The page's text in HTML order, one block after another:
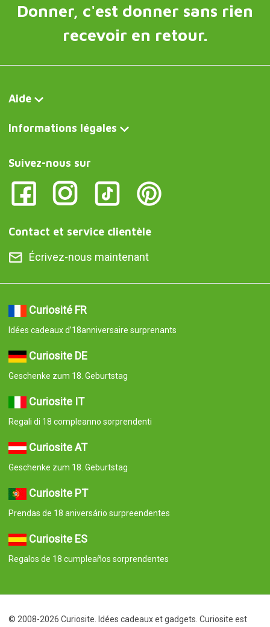
Donner, c'est donner sans rien
recevoir en retour.
Aide
Informations légales
Suivez-nous sur
Contact et service clientèle
Écrivez-nous maintenant
Curiosité FR
Idées cadeaux d’18anniversaire surprenants
Curiosite DE
Geschenke zum 18. Geburtstag
Curiosite IT
Regali di 18 compleanno sorprendenti
Curiosite AT
Geschenke zum 18. Geburtstag
Curiosite PT
Prendas de 18 aniversário surpreendentes
Curiosite ES
Regalos de 18 cumpleaños sorprendentes
© 2008-2026 Curiosite. Idées cadeaux et gadgets. Curiosite est